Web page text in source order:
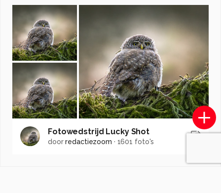
Fotowedstrijd Lucky Shot
doorredactiezoom · 1601 foto's